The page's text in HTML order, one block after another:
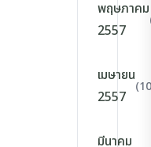
พฤษภาคม
2557
เมษายน
2557
มีนาคม